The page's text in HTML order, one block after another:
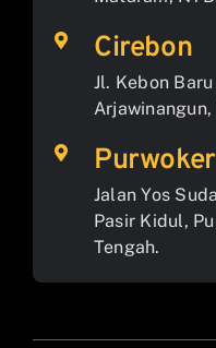
Cirebon
Jl. Kebon
Jalan Yos
Pasir Kidul,
Tengah.